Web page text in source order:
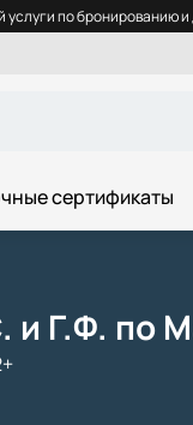
по бронированию и
сертификаты
Г.Ф. по